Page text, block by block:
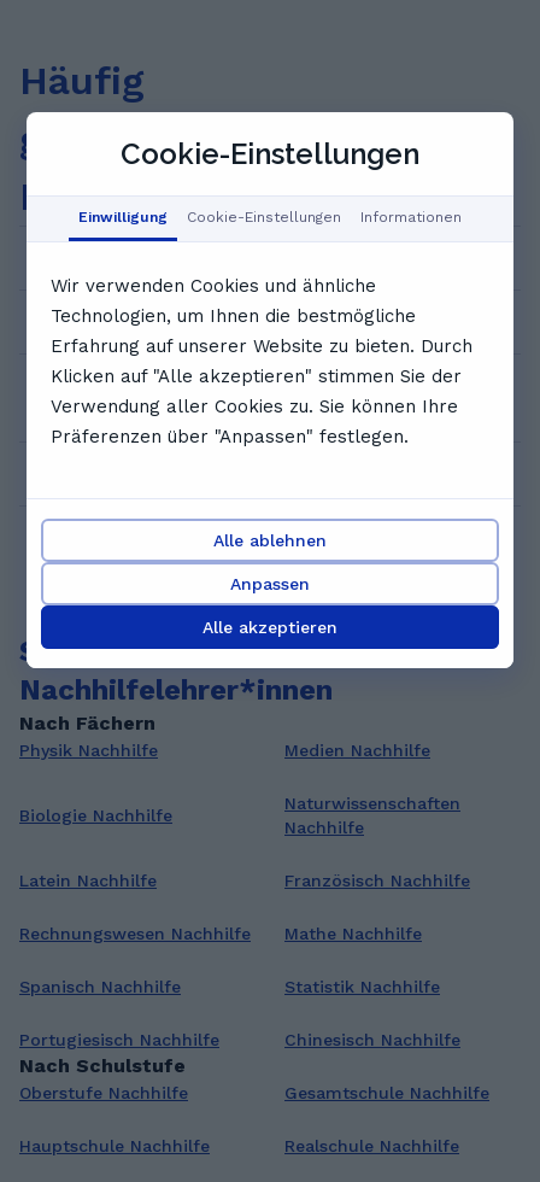
Häufig
gestellte
Fragen
Wie viel kostet das?
Wer sind die Nachhilfelehrer*innen bei
GoStudent?
Suche nach anderen privaten
Nachhilfelehrer*innen
Nach Fächern
Physik Nachhilfe Medien Nachhilfe
Biologie Nachhilfe
Naturwissenschaften
Nachhilfe
Latein Nachhilfe Französisch Nachhilfe
Rechnungswesen Nachhilfe Mathe Nachhilfe
Spanisch Nachhilfe Statistik Nachhilfe
Portugiesisch Nachhilfe Chinesisch Nachhilfe
Nach Schulstufe
Oberstufe Nachhilfe Gesamtschule Nachhilfe
Hauptschule Nachhilfe Realschule Nachhilfe
Cookie-Einstellungen
Einwilligung Cookie-Einstellungen Informationen
Wir verwenden Cookies und ähnliche
Technologien, um Ihnen die bestmögliche
Erfahrung auf unserer Website zu bieten. Durch
Klicken auf "Alle akzeptieren" stimmen Sie der
Verwendung aller Cookies zu. Sie können Ihre
Präferenzen über "Anpassen" festlegen.
Alle ablehnen
Anpassen
Alle akzeptieren